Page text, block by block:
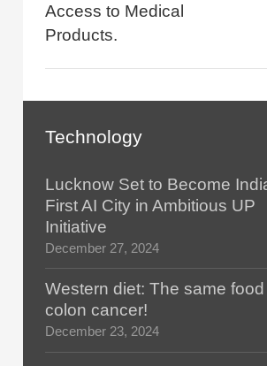
Access to Medical
Products.
Technology
Lucknow Set to Become
First AI City in Ambitious UP
Initiative
December 27, 2024
Western diet: The same food
colon cancer!
December 23, 2024